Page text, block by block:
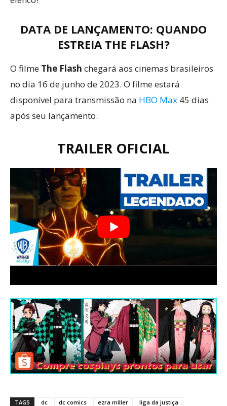
DATA DE LANÇAMENTO: QUANDO
ESTREIA THE FLASH?
O filme The Flash chegará aos cinemas brasileiros
no dia 16 de junho de 2023. O filme estará
disponível para transmissão na HBO Max 45 dias
após seu lançamento.
TRAILER OFICIAL
TAGS dc dc comics ezra miller
liga da justiça